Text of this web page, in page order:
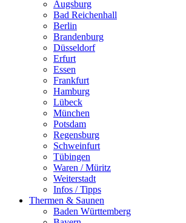
Augsburg
Bad Reichenhall
Berlin
Brandenburg
Düsseldorf
Erfurt
Essen
Frankfurt
Hamburg
Lübeck
München
Potsdam
Regensburg
Schweinfurt
Tübingen
Waren / Müritz
Weiterstadt
Infos / Tipps
Thermen & Saunen
Baden Württemberg